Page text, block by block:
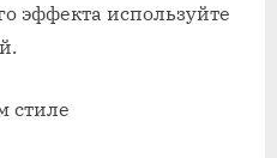
эффекта используйте
стиле